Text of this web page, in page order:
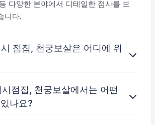
다양한 분야에서 디테일한 점사를 보
니다.
점집, 천궁보살은 어디에 위
점집, 천궁보살에서는 어떤
나요?